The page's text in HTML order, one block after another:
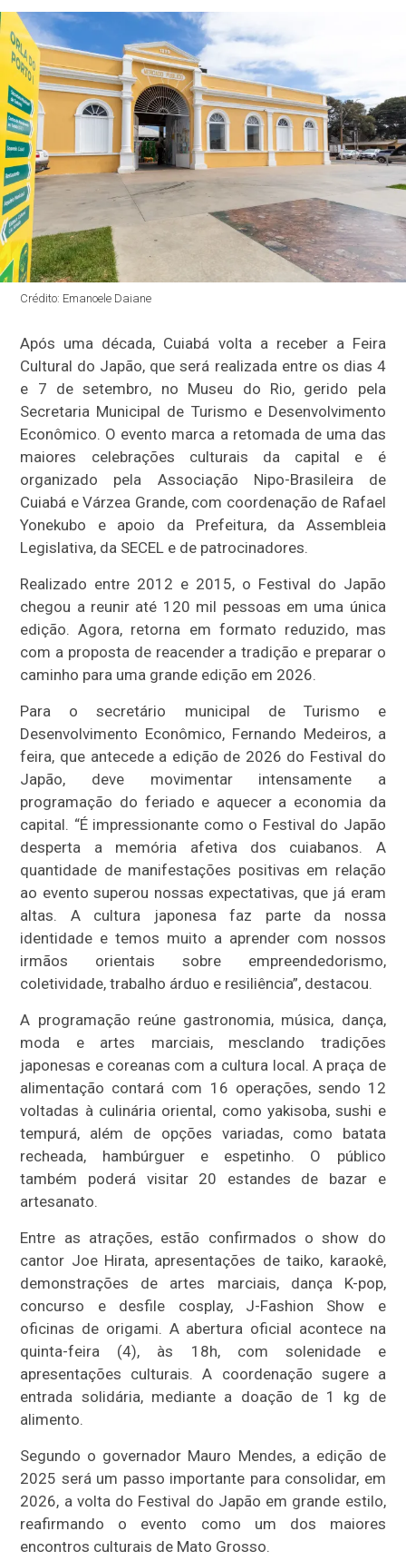
Crédito: Emanoele Daiane
Após uma década, Cuiabá volta a receber a Feira
Cultural do Japão, que será realizada entre os dias 4
e 7 de setembro, no Museu do Rio, gerido pela
Secretaria Municipal de Turismo e Desenvolvimento
Econômico. O evento marca a retomada de uma das
maiores celebrações culturais da capital e é
organizado pela Associação Nipo-Brasileira de
Cuiabá e Várzea Grande, com coordenação de Rafael
Yonekubo e apoio da Prefeitura, da Assembleia
Legislativa, da SECEL e de patrocinadores.
Realizado entre 2012 e 2015, o Festival do Japão
chegou a reunir até 120 mil pessoas em uma única
edição. Agora, retorna em formato reduzido, mas
com a proposta de reacender a tradição e preparar o
caminho para uma grande edição em 2026.
Para o secretário municipal de Turismo e
Desenvolvimento Econômico, Fernando Medeiros, a
feira, que antecede a edição de 2026 do Festival do
Japão, deve movimentar intensamente a
programação do feriado e aquecer a economia da
capital. “É impressionante como o Festival do Japão
desperta a memória afetiva dos cuiabanos. A
quantidade de manifestações positivas em relação
ao evento superou nossas expectativas, que já eram
altas. A cultura japonesa faz parte da nossa
identidade e temos muito a aprender com nossos
irmãos orientais sobre empreendedorismo,
coletividade, trabalho árduo e resiliência”, destacou.
A programação reúne gastronomia, música, dança,
moda e artes marciais, mesclando tradições
japonesas e coreanas com a cultura local. A praça de
alimentação contará com 16 operações, sendo 12
voltadas à culinária oriental, como yakisoba, sushi e
tempurá, além de opções variadas, como batata
recheada, hambúrguer e espetinho. O público
também poderá visitar 20 estandes de bazar e
artesanato.
Entre as atrações, estão confirmados o show do
cantor Joe Hirata, apresentações de taiko, karaokê,
demonstrações de artes marciais, dança K-pop,
concurso e desfile cosplay, J-Fashion Show e
oficinas de origami. A abertura oficial acontece na
quinta-feira (4), às 18h, com solenidade e
apresentações culturais. A coordenação sugere a
entrada solidária, mediante a doação de 1 kg de
alimento.
Segundo o governador Mauro Mendes, a edição de
2025 será um passo importante para consolidar, em
2026, a volta do Festival do Japão em grande estilo,
reafirmando o evento como um dos maiores
encontros culturais de Mato Grosso.